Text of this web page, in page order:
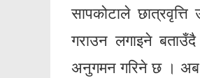
सापकोटाले
गराउन लगाइने
अनुगमन गरिने छ ।